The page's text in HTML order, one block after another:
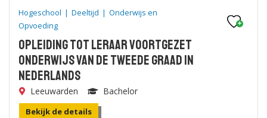
Hogeschool | Deeltijd | Onderwijs en
Opvoeding
Opleiding tot leraar voortgezet
onderwijs van de tweede graad in
Nederlands
Leeuwarden Bachelor
Bekijk de details